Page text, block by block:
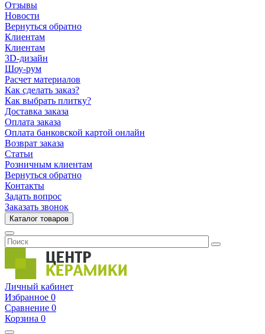
Отзывы
Новости
Вернуться обратно
Клиентам
Клиентам
3D-дизайн
Шоу-рум
Расчет материалов
Как сделать заказ?
Как выбрать плитку?
Доставка заказа
Оплата заказа
Оплата банковской картой онлайн
Возврат заказа
Статьи
Розничным клиентам
Вернуться обратно
Контакты
Задать вопрос
Заказать звонок
Каталог товаров
Личный кабинет
Избранное 0
Сравнение 0
Корзина 0